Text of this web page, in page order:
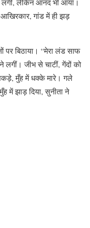
लेकिन आनंद भी आया।
गांड में ही झड़
पर बिठाया। “मेरा लंड साफ
लगीं। जीभ से चाटीं, गेंदों को
मुँह में धक्के मारे। गले
में झाड़ दिया, सुनीता ने